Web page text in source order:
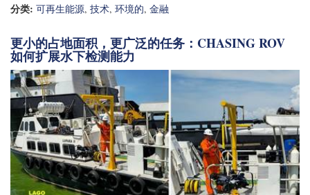
分类: 可再生能源, 技术, 环境的, 金融
更小的占地面积，更广泛的任务：CHASING ROV
如何扩展水下检测能力